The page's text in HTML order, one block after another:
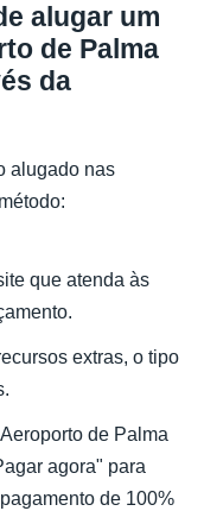
alugar um
de Palma
da
alugado nas
que atenda às
extras, o tipo
de Palma
agora" para
de 100%